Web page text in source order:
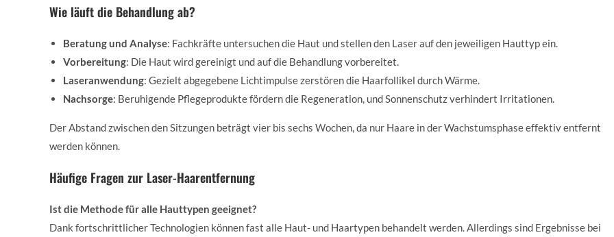
Wie läuft die Behandlung ab?
Beratung und Analyse: Fachkräfte untersuchen die Haut und stellen den Laser auf den jeweiligen Hauttyp ein.
Vorbereitung: Die Haut wird gereinigt und auf die Behandlung vorbereitet.
Laseranwendung: Gezielt abgegebene Lichtimpulse zerstören die Haarfollikel durch Wärme.
Nachsorge: Beruhigende Pflegeprodukte fördern die Regeneration, und Sonnenschutz verhindert Irritationen.
Der Abstand zwischen den Sitzungen beträgt vier bis sechs Wochen, da nur Haare in der Wachstumsphase effektiv entfernt
werden können.
Häufige Fragen zur Laser-Haarentfernung
Ist die Methode für alle Hauttypen geeignet?
Dank fortschrittlicher Technologien können fast alle Haut- und Haartypen behandelt werden. Allerdings sind Ergebnisse bei